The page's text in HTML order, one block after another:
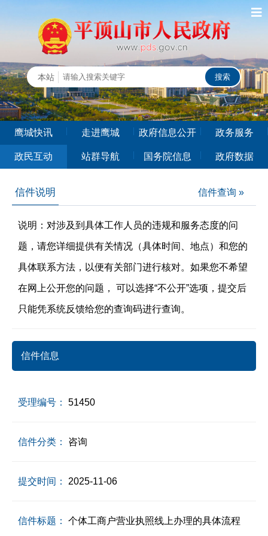
鹰城快讯 走进鹰城 政府信息公开 政务服务
政民互动 站群导航 国务院信息 政府数据
信件说明 信件查询 »
说明：对涉及到具体工作人员的违规和服务态度的问
题，请您详细提供有关情况（具体时间、地点）和您的
具体联系方法，以便有关部门进行核对。如果您不希望
在网上公开您的问题， 可以选择“不公开”选项，提交后
只能凭系统反馈给您的查询码进行查询。
信件信息
受理编号： 51450
信件分类： 咨询
提交时间： 2025-11-06
信件标题： 个体工商户营业执照线上办理的具体流程